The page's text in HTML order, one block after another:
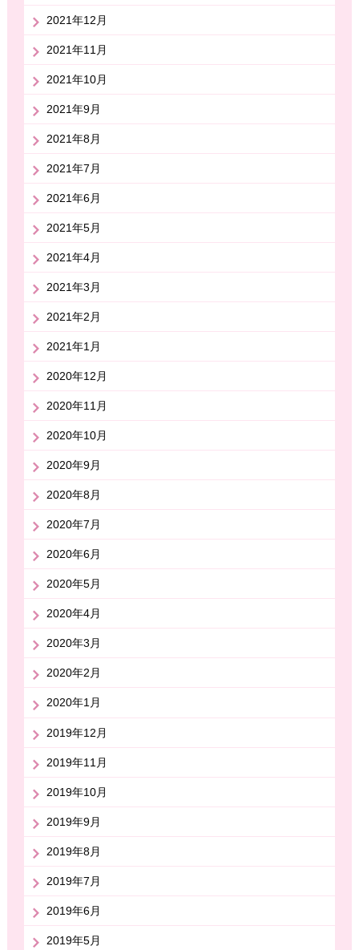
2021年12月
2021年11月
2021年10月
2021年9月
2021年8月
2021年7月
2021年6月
2021年5月
2021年4月
2021年3月
2021年2月
2021年1月
2020年12月
2020年11月
2020年10月
2020年9月
2020年8月
2020年7月
2020年6月
2020年5月
2020年4月
2020年3月
2020年2月
2020年1月
2019年12月
2019年11月
2019年10月
2019年9月
2019年8月
2019年7月
2019年6月
2019年5月